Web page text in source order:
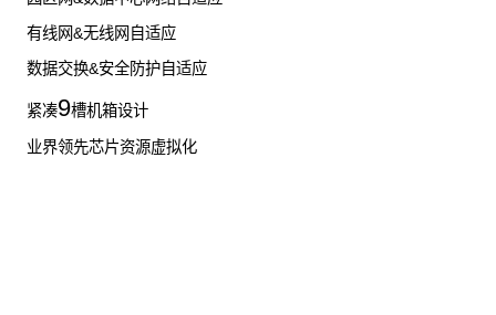
有线网&无线网自适应
数据交换&安全防护自适应
紧凑9槽机箱设计
业界领先芯片资源虚拟化